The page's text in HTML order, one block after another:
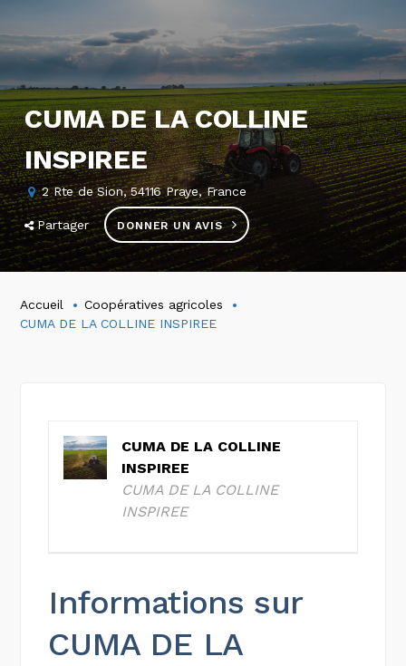
CUMA DE LA COLLINE
INSPIREE
2 Rte de Sion, 54116 Praye, France
Partager DONNER UN AVIS
Accueil
Coopératives agricoles
CUMA DE LA COLLINE INSPIREE
CUMA DE LA COLLINE
INSPIREE
CUMA DE LA COLLINE
INSPIREE
Informations sur
CUMA DE LA